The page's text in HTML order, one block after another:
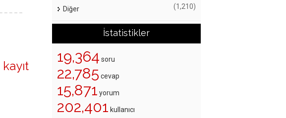
kayıt
Diğer (1,210)
İstatistikler
19,364 soru
22,785 cevap
15,871 yorum
202,401 kullanıcı